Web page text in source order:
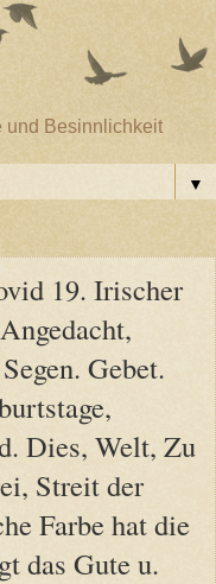
und Besinnlichkeit
▼
19. Irischer
Gebet.
Dies, Welt, Zu
Streit der
Farbe hat die
das Gute u.